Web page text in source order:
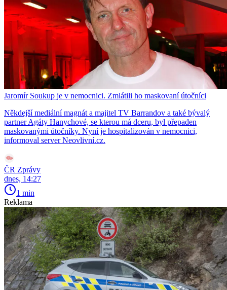
Jaromír Soukup je v nemocnici. Zmlátili ho maskovaní útočníci
Někdejší mediální magnát a majitel TV Barrandov a také bývalý
partner Agáty Hanychové, se kterou má dceru, byl přepaden
maskovanými útočníky. Nyní je hospitalizován v nemocnici,
informoval server Neovlivní.cz.
ČR Zprávy
dnes, 14:27
1 min
Reklama